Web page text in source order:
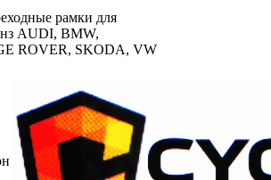
рамки для
AUDI, BMW,
ROVER, SKODA, VW